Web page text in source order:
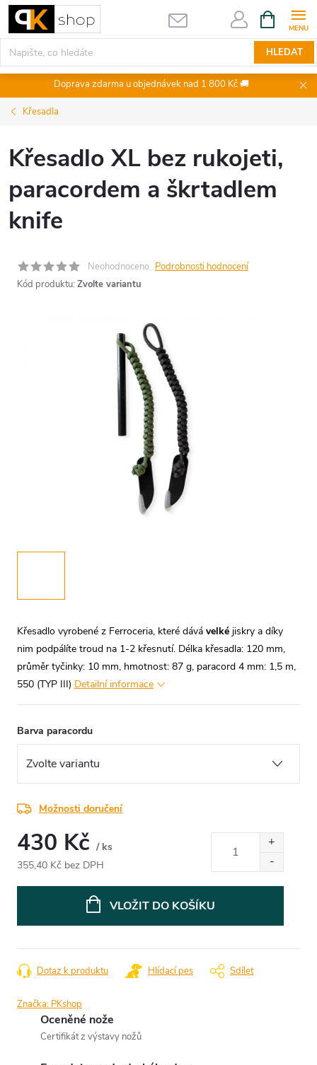
Přejít
obsah
HLEDAT
NÁKUPNÍ
KOŠÍK
Doprava zdarma u objednávek nad 1 800 Kč 🚚
Křesadla
Křesadlo XL bez rukojeti,
paracordem a škrtadlem
knife
Neohodnoceno Podrobnosti hodnocení
Kód produktu: Zvolte variantu
Křesadlo vyrobené z Ferroceria, které dává velké jiskry a díky
nim podpálíte troud na 1-2 křesnutí. Délka křesadla: 120 mm,
průměr tyčinky: 10 mm, hmotnost: 87 g, paracord 4 mm: 1,5 m,
550 (TYP III) Detailní informace
Barva paracordu
Možnosti doručení
430 Kč / ks
355,40 Kč bez DPH
VLOŽIT DO KOŠÍKU
Dotaz k produktu Hlídací pes Sdílet
Značka: PKshop
Oceněné nože
Certifikát z výstavy nožů